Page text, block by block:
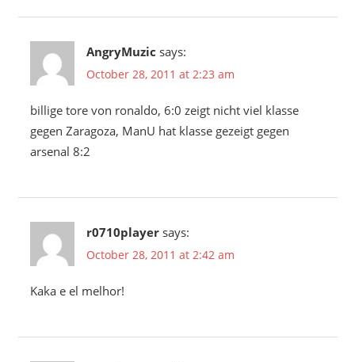
AngryMuzic says:
October 28, 2011 at 2:23 am
billige tore von ronaldo, 6:0 zeigt nicht viel klasse
gegen Zaragoza, ManU hat klasse gezeigt gegen
arsenal 8:2
r0710player says:
October 28, 2011 at 2:42 am
Kaka e el melhor!